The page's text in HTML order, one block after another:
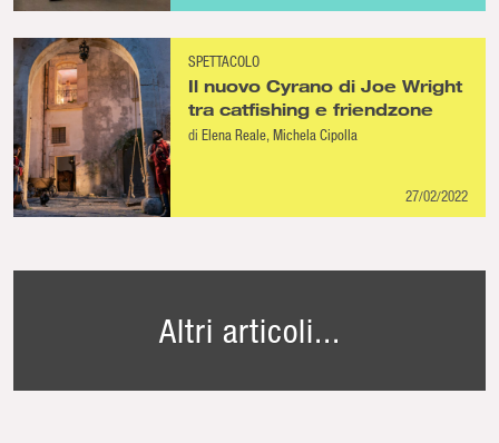
SPETTACOLO
Il nuovo Cyrano di Joe Wright
tra catfishing e friendzone
diElena Reale Michela Cipolla
27/02/2022
Altri articoli...